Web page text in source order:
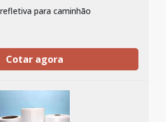
para caminhão
Cotar agora